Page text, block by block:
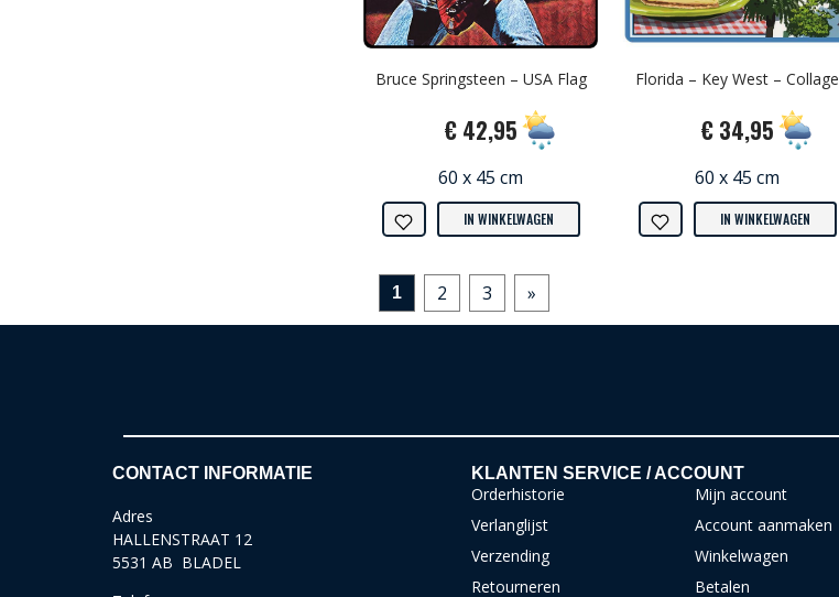
Bruce Springsteen – USA Flag
€ 42,95
60 x 45 cm
IN WINKELWAGEN
Florida – Key West – Collage
€ 34,95
60 x 45 cm
IN WINKELWAGEN
1 2 3 »
CONTACT INFORMATIE
Adres
HALLENSTRAAT 12
5531 AB BLADEL
KLANTEN SERVICE / ACCOUNT
Orderhistorie
Verlanglijst
Verzending
Retourneren
Mijn account
Account aanmaken
Winkelwagen
Betalen